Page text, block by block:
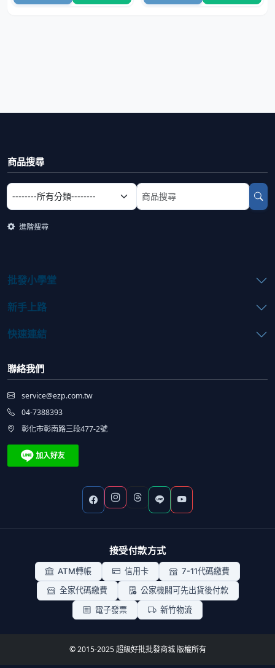
商品搜尋
選擇商品分類
搜尋商品關鍵字
進階搜尋
批發小學堂
新手上路
快速連結
聯絡我們
service@ezp.com.tw
04-7388393
彰化市彰南路三段477-2號
接受付款方式
ATM轉帳 信用卡
7-11代碼繳費
全家代碼繳費
公家機關可先出貨後付款
電子發票
新竹物流
© 2015-2025 超級好批批發商城 版權所有